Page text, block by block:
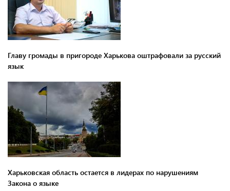
Главу громады в пригороде Харькова оштрафовали за русский
язык
Харьковская область остается в лидерах по нарушениям
Закона о языке